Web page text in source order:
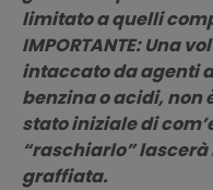
limitato a quelli
IMPORTANTE: Una
intaccato da agenti
benzina o acidi, non
stato iniziale di
“raschiarlo”
graffiata.